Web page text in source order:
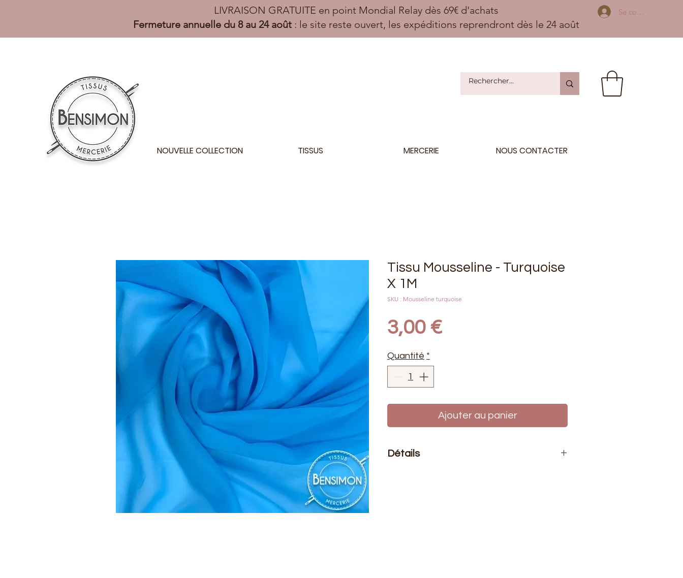
LIVRAISON GRATUITE en point Mondial Relay dès 69€ d'achats
Fermeture annuelle du 8 au 24 août: le site reste ouvert, les expéditions reprendront dès le 24 août
Se connecter
NOUVELLE COLLECTION TISSUS MERCERIE NOUS CONTACTER
Tissu Mousseline - Turquoise
X 1M
SKU : Mousseline turquoise
3,00 €Prix
Quantité *
Ajouter au panier
Détails